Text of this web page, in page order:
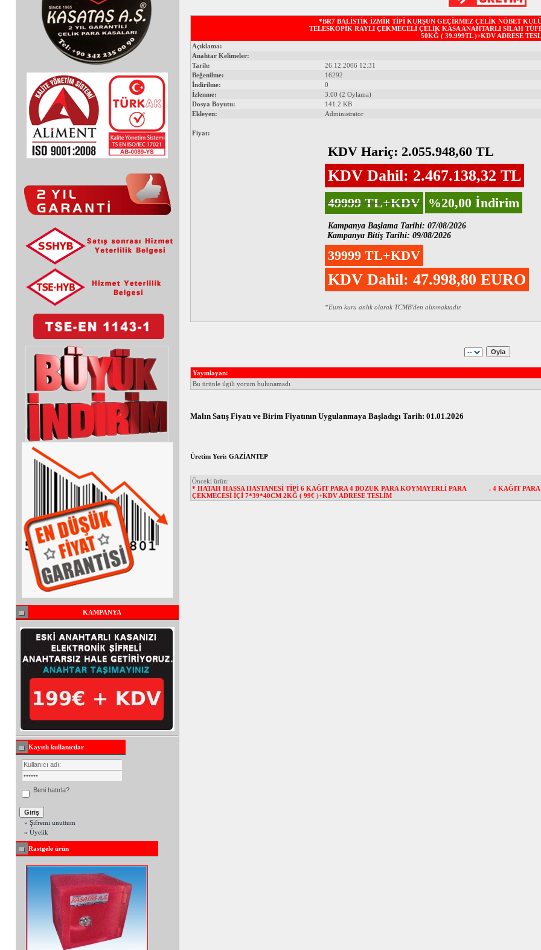
KAMPANYA
Kayıtlı kullanıcılar
Beni hatırla?
» Şifremi unuttum
» Üyelik
Rastgele ürün
*BR7 BALİSTİK İZMİR TİPİ KURŞUN GEÇİRMEZ ÇELİK NÖBET
TELESKOPİK RAYLI ÇEKMECELİ ÇELİK KASA ANAHTARLI SİLAH
50KĞ ( 39.999TL )+KDV ADRESE
Açıklama:
Anahtar Kelimeler:
Tarih:
26.12.2006 12:31
Beğenilme:
16292
İndirilme:
0
İzlenme:
3.00 (2 Oylama)
Dosya Boyutu:
141.2 KB
Ekleyen:
Administrator
Fiyat:
KDV Hariç: 2.055.948,60 TL
KDV Dahil: 2.467.138,32 TL
49999 TL+KDV %20,00 İndirim
Kampanya Başlama Tarihi: 07/08/2026
Kampanya Bitiş Tarihi: 09/08/2026
39999 TL+KDV
KDV Dahil: 47.998,80 EURO
*Euro kuru anlık olarak TCMB'den alınmaktadır.
Yayınlayan:
Bu ürünle ilgili yorum bulunamadı
Malın Satış Fiyatı ve Birim Fiyatının Uygulanmaya Başladıgı Tarih: 01.01.2026
Üretim Yeri: GAZİANTEP
Önceki ürün:
* HATAH HASSA HASTANESİ TİPİ 6 KAĞIT PARA 4 BOZUK PARA KOYMAYERLİ PARA
ÇEKMECESİ İÇİ 7*39*40CM 2KĞ ( 99€ )+KDV ADRESE TESLİM
. 4 KAĞIT